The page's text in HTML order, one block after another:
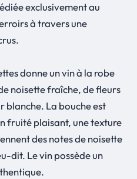
exclusivement au
à travers une
donne un vin à la robe
noisette fraîche, de fleurs
blanche. La bouche est
fruité plaisant, une texture
des notes de noisette
dit. Le vin possède un